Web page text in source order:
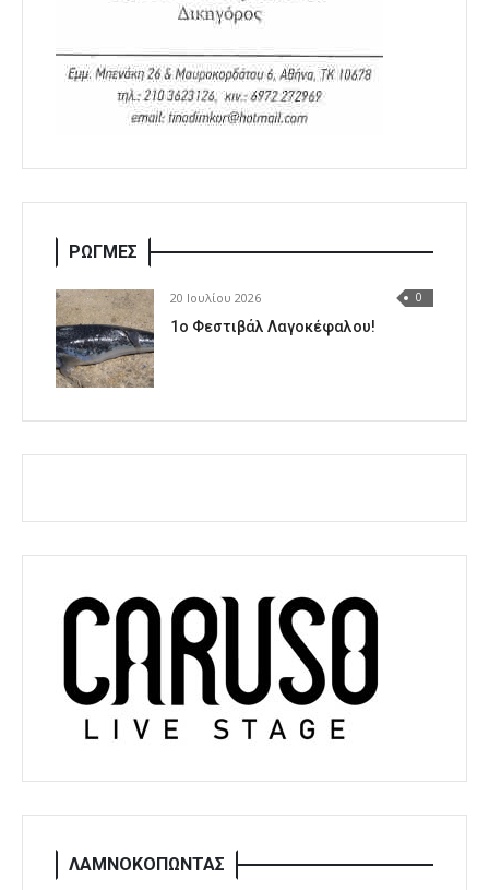
ΡΩΓΜΕΣ
20 Ιουλίου 2026 0
1o Φεστιβάλ Λαγοκέφαλου!
ΛΑΜΝΟΚΟΠΩΝΤΑΣ